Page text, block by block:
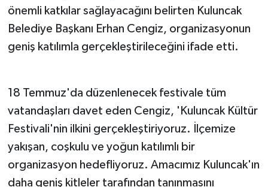
önemli katkılar sağlayacağını belirten Kuluncak
Belediye Başkanı Erhan Cengiz, organizasyonun
geniş katılımla gerçekleştirileceğini ifade etti.
18 Temmuz'da düzenlenecek festivale tüm
vatandaşları davet eden Cengiz, 'Kuluncak Kültür
Festivali'nin ilkini gerçekleştiriyoruz. İlçemize
yakışan, coşkulu ve yoğun katılımlı bir
organizasyon hedefliyoruz. Amacımız Kuluncak'ın
daha geniş kitleler tarafından tanınmasını